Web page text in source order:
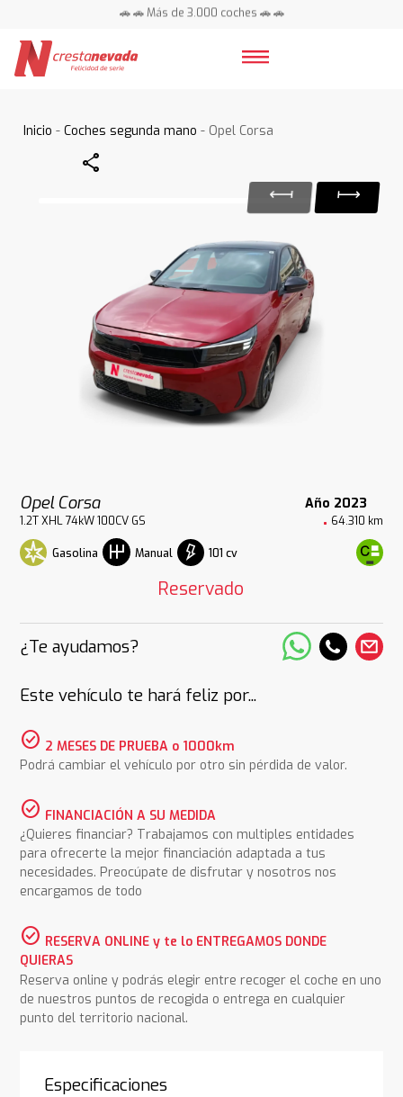
🚗 🚗 Más de 3.000 coches 🚗 🚗
Inicio -Coches segunda mano - Opel Corsa
Share
Opel Corsa Año 2023
1.2T XHL 74kW 100CV GS 64.310 km
Gasolina Manual 101 cv
Reservado
¿Te ayudamos?
Este vehículo te hará feliz por...
check_circle 2 MESES DE PRUEBA o 1000km
Podrá cambiar el vehículo por otro sin pérdida de valor.
check_circle FINANCIACIÓN A SU MEDIDA
¿Quieres financiar? Trabajamos con multiples entidades
para ofrecerte la mejor financiación adaptada a tus
necesidades. Preocúpate de disfrutar y nosotros nos
encargamos de todo
check_circle RESERVA ONLINE y te lo ENTREGAMOS DONDE
QUIERAS
Reserva online y podrás elegir entre recoger el coche en uno
de nuestros puntos de recogida o entrega en cualquier
punto del territorio nacional.
Especificaciones